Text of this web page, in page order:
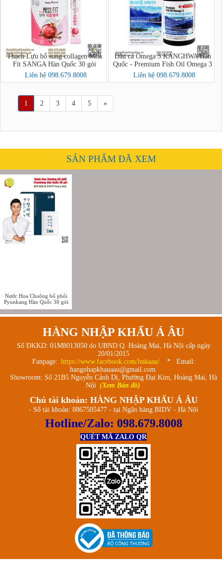
Thạch Lựu bổ sung collagen Miss
Fit SANGA Hàn Quốc 30 gói
Liên hệ 098.679.8008
Dầu cá Omega 3 KANGHWA Hàn
Quốc - Premium Fish Oil Omega 3
Liên hệ 098.679.8008
1 2 3 4 5 »
SẢN PHẨM ĐÃ XEM
Nước Hoa Chuông bổ phổi
Pyunkang Hàn Quốc 30 gói
HÀNG NHẬP KHẨU Á ÂU
Số ĐKKD: 01M8013050 do UBND Q. Hoàng Mai, Hà Nội cấp ngày
20/01/2015
Fanpage: https://www.facebook.com/hnkaau/
* Email:
hangnhapkhauaau@gmail.com
Showroom: Số 21B5 Nguyễn Cảnh Dị, Phường Đại Kim, Hoàng Mai, Hà
Nội (Xem Bản đồ)
Chủ tài khoản: HÀNG NHẬP KHẨU Á ÂU
- Số tài khoản: 8867505477 - tại Ngân hàng BIDV - Hà Nội
Hotline/Zalo: 098.679.8008
QUÉT MÃ ZALO QR